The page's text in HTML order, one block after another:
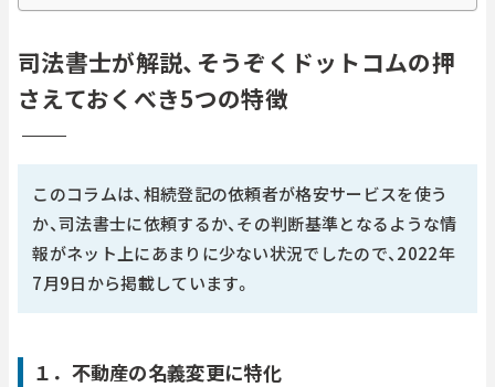
司法書士が解説、そうぞくドットコムの押
さえておくべき5つの特徴
このコラムは、相続登記の依頼者が格安サービスを使う
か、司法書士に依頼するか、その判断基準となるような情
報がネット上にあまりに少ない状況でしたので、2022年
7月9日から掲載しています。
１．不動産の名義変更に特化